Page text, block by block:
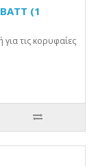
(1
τις κορυφαίες